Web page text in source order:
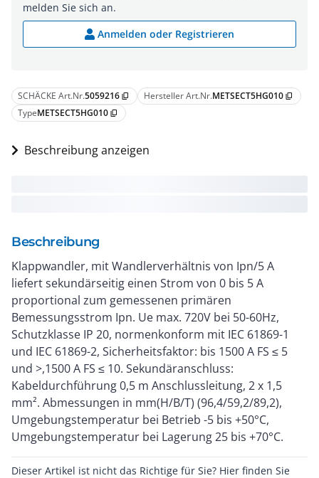
SCHÄCKE Art.Nr.5059216 content_copy Hersteller Art.Nr.METSECT5HG010 content_copy
TypeMETSECT5HG010 content_copy
Beschreibung anzeigen
Beschreibung
Klappwandler, mit Wandlerverhältnis von Ipn/5 A
liefert sekundärseitig einen Strom von 0 bis 5 A
proportional zum gemessenen primären
Bemessungsstrom Ipn. Ue max. 720V bei 50-60Hz,
Schutzklasse IP 20, normenkonform mit IEC 61869-1
und IEC 61869-2, Sicherheitsfaktor: bis 1500 A FS ≤ 5
und >,1500 A FS ≤ 10. Sekundäranschluss:
Kabeldurchführung 0,5 m Anschlussleitung, 2 x 1,5
mm². Abmessungen in mm(H/B/T) (96,4/59,2/89,2),
Umgebungstemperatur bei Betrieb -5 bis +50°C,
Umgebungstemperatur bei Lagerung 25 bis +70°C.
Dieser Artikel ist nicht das Richtige für Sie? Hier finden Sie
melden Sie sich an.
Anmelden oder Registrieren